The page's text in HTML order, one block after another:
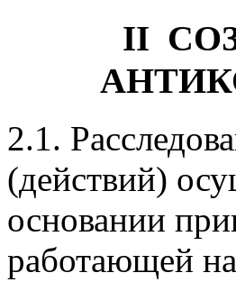
II
2.1.
(действий)
основании
работающей